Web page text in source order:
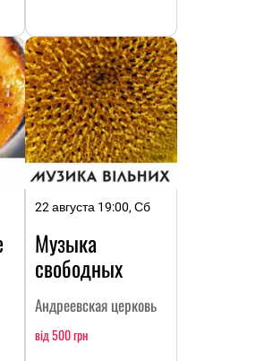
22 августа 19:00, Сб
Музыка
свободных
Андреевская церковь
від 500 грн